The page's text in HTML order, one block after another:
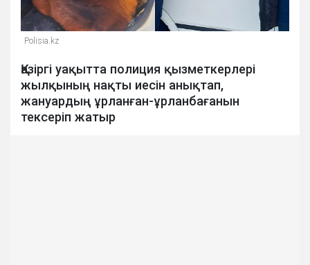
Polisia.kz
Қазіргі уақытта полиция қызметкерлері
жылқының нақты иесін анықтап,
жануардың ұрланған-ұрланбағанын
тексеріп жатыр